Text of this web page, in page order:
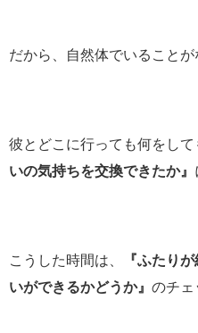
だから、自然体でいることが
彼とどこに行っても何をして
いの気持ちを交換できたか』
こうした時間は、
『ふたり
いができるかどうか』 のチェ